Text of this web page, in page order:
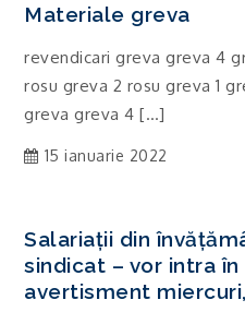
Materiale greva
revendicari greva greva 4
rosu greva 2 rosu greva 1
greva greva 4 […]
15 ianuarie 2022
Salariații din
sindicat – vor intra
avertisment